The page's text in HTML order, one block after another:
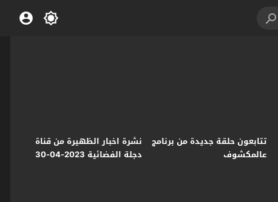
تتابعون حلقة جديدة من برنامج
عالمكشوف
نشرة اخبار الظهيرة من قناة
دجلة الفضائية 2023-04-30